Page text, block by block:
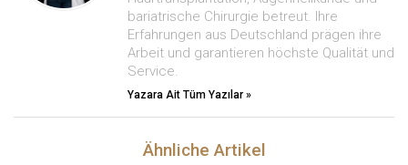
bariatrische Chirurgie betreut. Ihre
Erfahrungen aus Deutschland prägen ihre
Arbeit und garantieren höchste Qualität und
Service.
Yazara Ait Tüm Yazılar »
Ähnliche Artikel